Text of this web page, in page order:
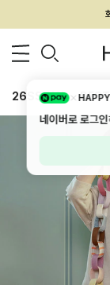
26SS 신상 BEST
네이버로 로그인